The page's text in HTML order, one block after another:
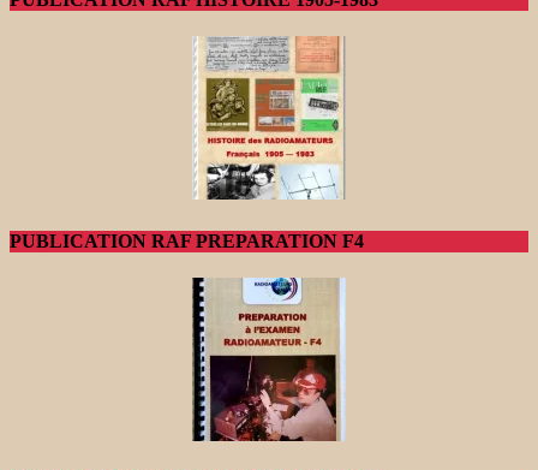
PUBLICATION RAF PREPARATION F4